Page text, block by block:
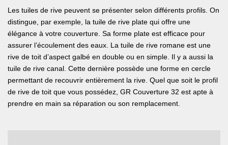
Les tuiles de rive peuvent se présenter selon différents profils. On
distingue, par exemple, la tuile de rive plate qui offre une
élégance à votre couverture. Sa forme plate est efficace pour
assurer l’écoulement des eaux. La tuile de rive romane est une
rive de toit d’aspect galbé en double ou en simple. Il y a aussi la
tuile de rive canal. Cette dernière possède une forme en cercle
permettant de recouvrir entièrement la rive. Quel que soit le profil
de rive de toit que vous possédez, GR Couverture 32 est apte à
prendre en main sa réparation ou son remplacement.